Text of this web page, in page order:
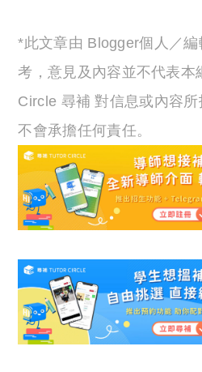
*此文章由 Blogger個人／
考，意見及內容並不代表本
Circle 尋補 對信息或內容所
不會承擔任何責任。